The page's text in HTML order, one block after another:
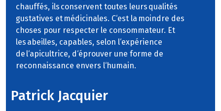
chauffés, ils conservent toutes leurs qualités
gustatives et médicinales. C‘est la moindre des
choses pour respecter le consommateur. Et
les abeilles, capables, selon l‘expérience
de l‘apicultrice, d‘éprouver une forme de
reconnaissance envers l‘humain.
Patrick Jacquier